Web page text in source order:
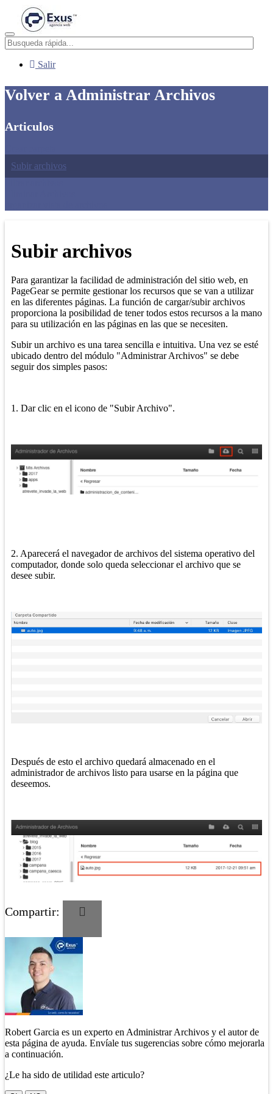
Menú
Salir
Volver a Administrar Archivos
Articulos
Subir archivos
Subir archivos
Para garantizar la facilidad de administración del sitio web, en
PageGear se permite gestionar los recursos que se van a utilizar
en las diferentes páginas. La función de cargar/subir archivos
proporciona la posibilidad de tener todos estos recursos a la mano
para su utilización en las páginas en las que se necesiten.
Subir un archivo es una tarea sencilla e intuitiva. Una vez se esté
ubicado dentro del módulo "Administrar Archivos" se debe
seguir dos simples pasos:
1. Dar clic en el icono de "Subir Archivo".
2. Aparecerá el navegador de archivos del sistema operativo del
computador, donde solo queda seleccionar el archivo que se
desee subir.
Después de esto el archivo quedará almacenado en el
administrador de archivos listo para usarse en la página que
deseemos.
Compartir:
Robert Garcia es un experto en Administrar Archivos y el autor de
esta página de ayuda. Envíale tus sugerencias sobre cómo mejorarla
a continuación.
¿Le ha sido de utilidad este articulo?